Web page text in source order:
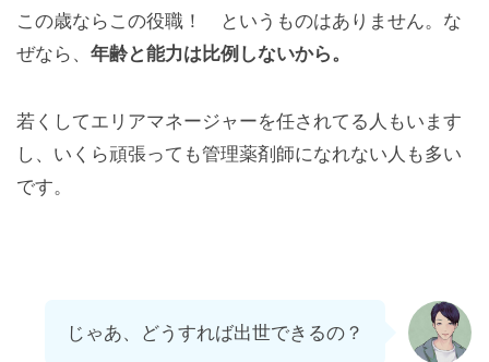
この歳ならこの役職！ というものはありません。な
ぜなら、 年齢と能力は比例しないから。
若くしてエリアマネージャーを任されてる人もいます
し、いくら頑張っても管理薬剤師になれない人も多い
です。
じゃあ、どうすれば出世できるの？